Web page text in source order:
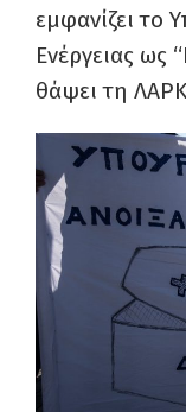
εμφανίζει το
Ενέργειας ως
θάψει τη